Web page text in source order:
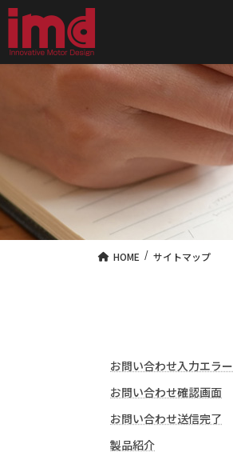
HOME サイトマップ
お問い合わせ入力エラー
お問い合わせ確認画面
お問い合わせ送信完了
製品紹介